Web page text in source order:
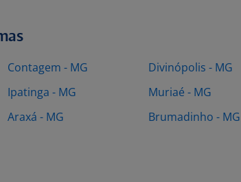
Contagem - MG
Ipatinga - MG
Araxá - MG
Divinópolis - MG
Muriaé - MG
Brumadinho - MG